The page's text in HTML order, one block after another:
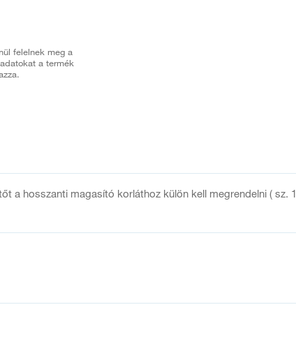
felelnek meg a
a termék
a hosszanti magasító korláthoz külön kell megrendelni ( sz.